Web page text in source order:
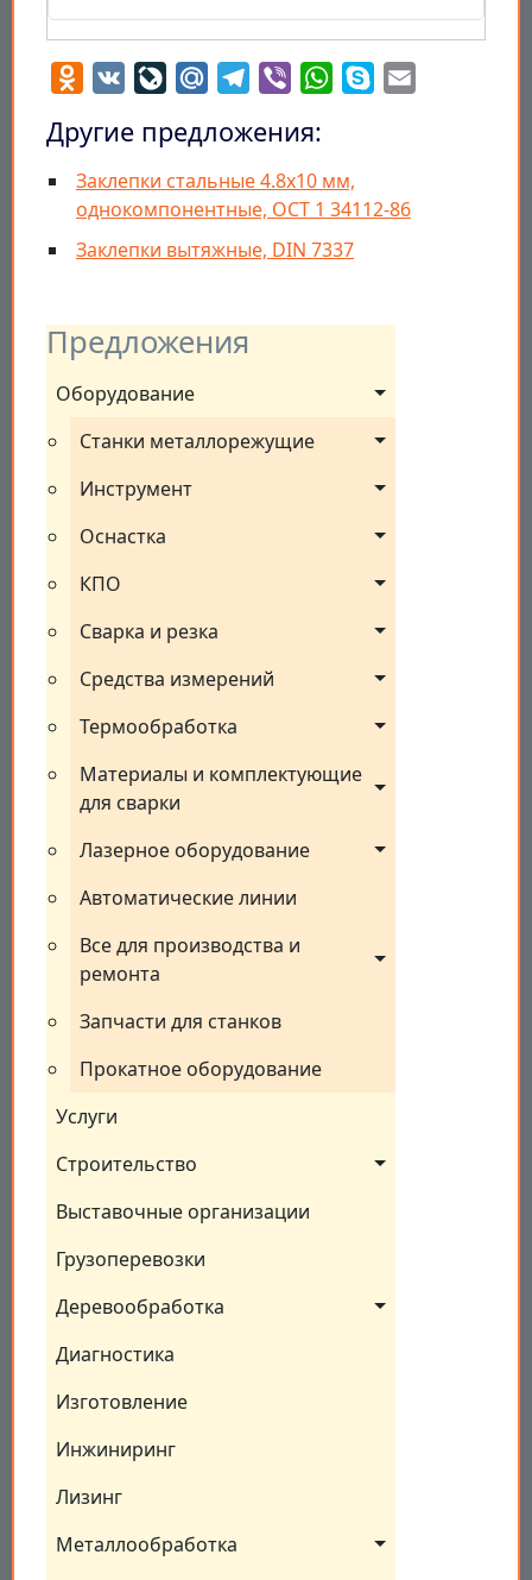
Предложения
Оборудование
Станки металлорежущие
Инструмент
Оснастка
КПО
Сварка и резка
Средства измерений
Термообработка
Материалы и комплектующие
для сварки
Лазерное оборудование
Автоматические линии
Все для производства и
ремонта
Запчасти для станков
Прокатное оборудование
Услуги
Строительство
Выставочные организации
Грузоперевозки
Деревообработка
Диагностика
Изготовление
Инжиниринг
Лизинг
Металлообработка
Odnoklassniki
VK LiveJournal
Mail.RuTelegram
Viber WhatsApp
Skype
Другие предложения:
Заклепки стальные 4.8х10 мм,
однокомпонентные, ОСТ 1 34112-86
Заклепки вытяжные, DIN 7337